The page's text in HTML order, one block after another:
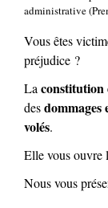
administrative
Vous êtes
préjudice ?
La constitution
desdommages
volés.
Elle vous ouvre
Nous vous